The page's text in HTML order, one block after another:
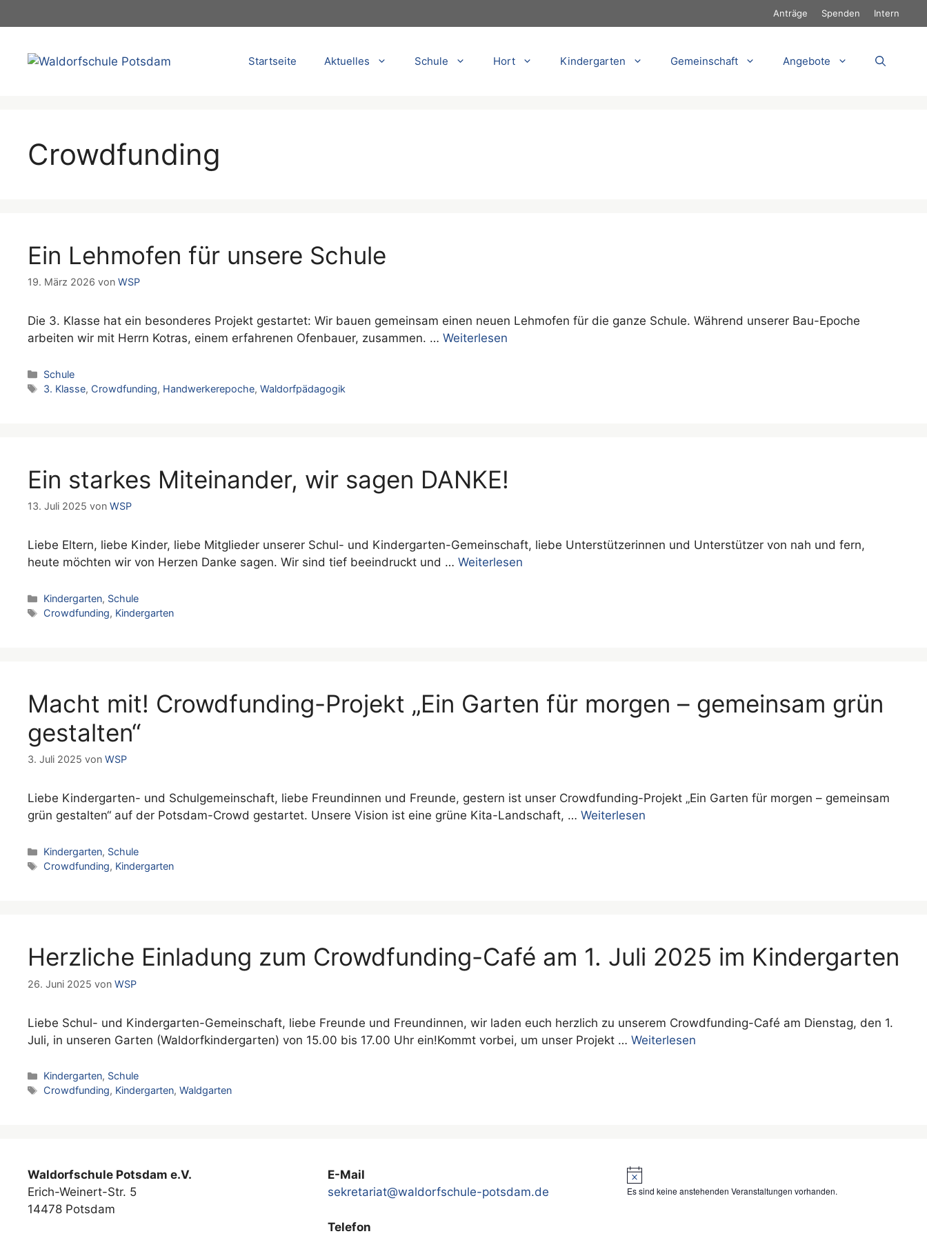
Inhalt
Anträge Spenden Intern
Startseite Aktuelles Schule Hort Kindergarten Gemeinschaft Angebote
Crowdfunding
Ein Lehmofen für unsere Schule
19. März 2026 von WSP
Die 3. Klasse hat ein besonderes Projekt gestartet: Wir bauen gemeinsam einen neuen Lehmofen für die ganze Schule. Während unserer Bau-Epoche
arbeiten wir mit Herrn Kotras, einem erfahrenen Ofenbauer, zusammen. … Weiterlesen
Kategorien
Schule
Schlagwörter
3. Klasse, Crowdfunding, Handwerkerepoche,Waldorfpädagogik
Ein starkes Miteinander, wir sagen DANKE!
13. Juli 2025 von WSP
Liebe Eltern, liebe Kinder, liebe Mitglieder unserer Schul- und Kindergarten-Gemeinschaft, liebe Unterstützerinnen und Unterstützer von nah und fern,
heute möchten wir von Herzen Danke sagen. Wir sind tief beeindruckt und … Weiterlesen
Kategorien
Kindergarten, Schule
Schlagwörter
Crowdfunding, Kindergarten
Macht mit! Crowdfunding-Projekt „Ein Garten für morgen – gemeinsam grün
gestalten“
3. Juli 2025 von WSP
Liebe Kindergarten- und Schulgemeinschaft, liebe Freundinnen und Freunde, gestern ist unser Crowdfunding-Projekt „Ein Garten für morgen – gemeinsam
grün gestalten“ auf der Potsdam-Crowd gestartet. Unsere Vision ist eine grüne Kita-Landschaft, … Weiterlesen
Kategorien
Kindergarten, Schule
Schlagwörter
Crowdfunding, Kindergarten
Herzliche Einladung zum Crowdfunding-Café am 1. Juli 2025 im Kindergarten
26. Juni 2025 von WSP
Liebe Schul- und Kindergarten-Gemeinschaft, liebe Freunde und Freundinnen, wir laden euch herzlich zu unserem Crowdfunding-Café am Dienstag, den 1.
Juli, in unseren Garten (Waldorfkindergarten) von 15.00 bis 17.00 Uhr ein!Kommt vorbei, um unser Projekt … Weiterlesen
Kategorien
Kindergarten, Schule
Schlagwörter
Crowdfunding, Kindergarten,Waldgarten
Waldorfschule Potsdam e.V.
Erich-Weinert-Str. 5
14478 Potsdam
E-Mail
sekretariat@waldorfschule-potsdam.de
Telefon
n
Es sind keine anstehenden Veranstaltungen vorhanden.